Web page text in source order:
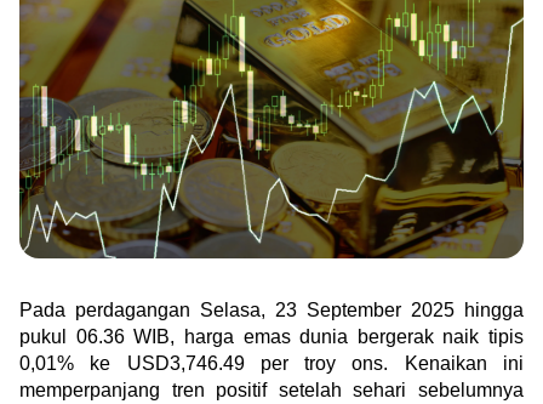
Koin Emas
Koin Nusantara, Lunar & Custom
Perhiasan
From Story
Buyback
Jual emas kamu ke Treasury
Perusahaan
Gold for Good
Berkontribusi pada hal yang benar-benar berarti
#BuatMasaDepan
Green Gold
Profile
Indonesia
Indonesia
Pada perdagangan Selasa, 23 September 2025 hingga
pukul 06.36 WIB, harga emas dunia bergerak naik tipis
0,01% ke USD3,746.49 per troy ons. Kenaikan ini
memperpanjang tren positif setelah sehari sebelumnya